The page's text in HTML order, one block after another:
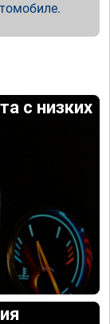
с низких